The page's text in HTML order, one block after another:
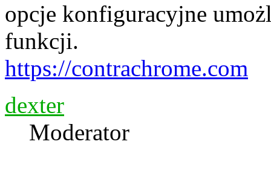
opcje konfiguracyjne
funkcji.
https://contrachrome.com
dexter
Moderator